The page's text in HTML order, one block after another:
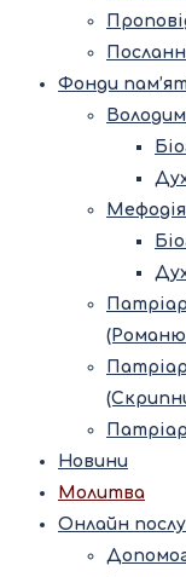
Фонди
Мефодія
Новини
Молитва
Онлайн